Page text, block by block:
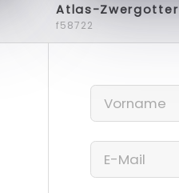
Atlas-Zwergotter
f58722